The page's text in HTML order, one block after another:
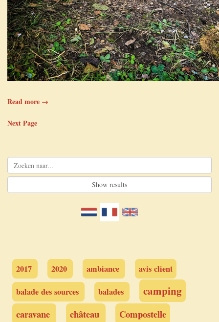
Read more →
Next Page
2017 2020 ambiance
avis client
balade des sources
balades camping
caravane château Compostelle